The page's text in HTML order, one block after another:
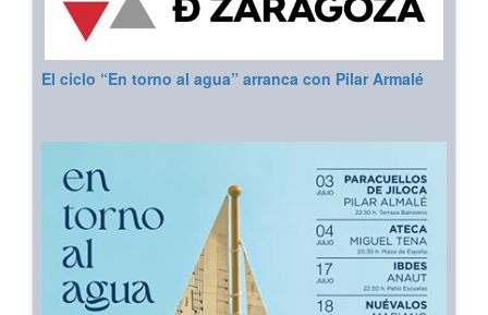
El ciclo “En torno al agua” arranca con Pilar Armalé